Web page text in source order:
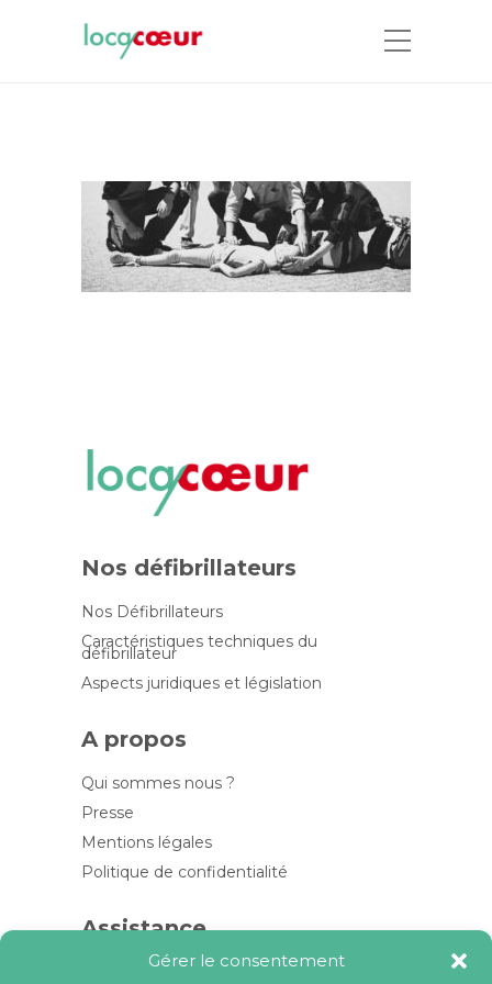
Gérer le consentement
Nos défibrillateurs
Nos Défibrillateurs
Caractéristiques techniques du
défibrillateur
Aspects juridiques et législation
A propos
Qui sommes nous ?
Presse
Mentions légales
Politique de confidentialité
Assistance
Contactez-nous